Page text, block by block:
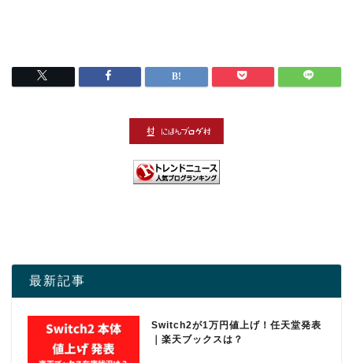
最新記事
Switch2が1万円値上げ！任天堂発表
｜楽天ブックスは？